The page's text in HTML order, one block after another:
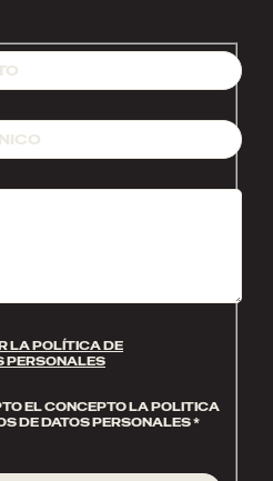
LA POLÍTICA DE
PERSONALES
EL CONCEPTO LA POLITICA
DE DATOS PERSONALES*